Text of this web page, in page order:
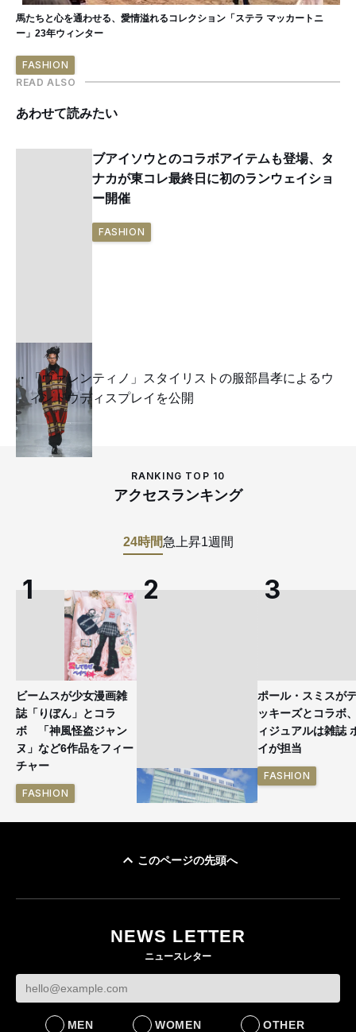
馬たちと心を通わせる、愛情溢れるコレクション「ステラ マッカートニ
ー」23年ウィンター
FASHION
READ ALSO
あわせて読みたい
ブアイソウとのコラボアイテムも登場、タ
ナカが東コレ最終日に初のランウェイショ
ー開催
FASHION
「ヴァレンティノ」スタイリストの服部昌孝によるウ
ィンドウディスプレイを公開
RANKING TOP 10
アクセスランキング
24時間急上昇1週間
ビームスが少女漫画雑
誌「りぼん」とコラ
ボ 「神風怪盗ジャン
ヌ」など6作品をフィー
チャー
FASHION
FASHION
ポール・スミスが
ッキーズとコラボ
ィジュアルは雑誌
イが担当
FASHION
このページの先頭へ
NEWS LETTER
ニュースレター
MEN WOMEN OTHER